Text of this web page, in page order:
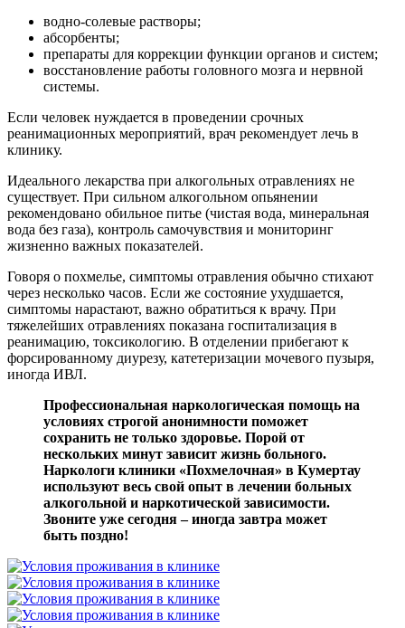
водно-солевые растворы;
абсорбенты;
препараты для коррекции функции органов и систем;
восстановление работы головного мозга и нервной
системы.
Если человек нуждается в проведении срочных
реанимационных мероприятий, врач рекомендует лечь в
клинику.
Идеального лекарства при алкогольных отравлениях не
существует. При сильном алкогольном опьянении
рекомендовано обильное питье (чистая вода, минеральная
вода без газа), контроль самочувствия и мониторинг
жизненно важных показателей.
Говоря о похмелье, симптомы отравления обычно стихают
через несколько часов. Если же состояние ухудшается,
симптомы нарастают, важно обратиться к врачу. При
тяжелейших отравлениях показана госпитализация в
реанимацию, токсикологию. В отделении прибегают к
форсированному диурезу, катетеризации мочевого пузыря,
иногда ИВЛ.
Профессиональная наркологическая помощь на
условиях строгой анонимности поможет
сохранить не только здоровье. Порой от
нескольких минут зависит жизнь больного.
Наркологи клиники «Похмелочная» в Кумертау
используют весь свой опыт в лечении больных
алкогольной и наркотической зависимости.
Звоните уже сегодня – иногда завтра может
быть поздно!